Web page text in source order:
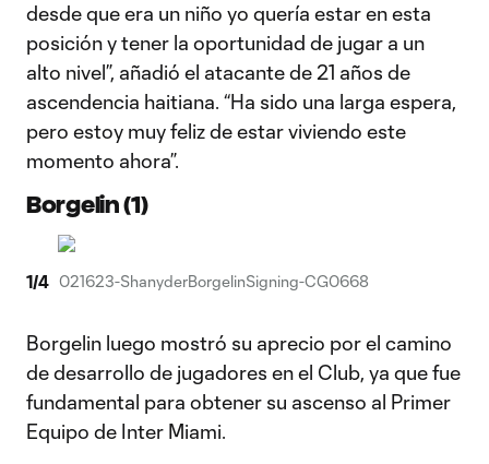
desde que era un niño yo quería estar en esta
posición y tener la oportunidad de jugar a un
alto nivel”, añadió el atacante de 21 años de
ascendencia haitiana. “Ha sido una larga espera,
pero estoy muy feliz de estar viviendo este
momento ahora”.
Borgelin (1)
1/4 021623-ShanyderBorgelinSigning-CG0668
Borgelin luego mostró su aprecio por el camino
de desarrollo de jugadores en el Club, ya que fue
fundamental para obtener su ascenso al Primer
Equipo de Inter Miami.